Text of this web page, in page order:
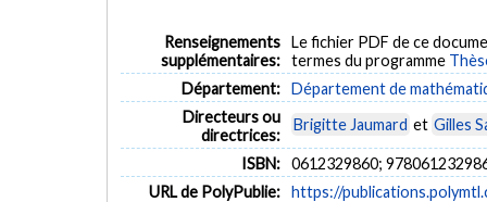
Renseignements
supplémentaires:
Le fichier PDF de ce
termes du programme
Département: Département de
Directeurs ou
directrices:
Brigitte Jaumard et Gilles
ISBN: 0612329860;
URL de PolyPublie: https://